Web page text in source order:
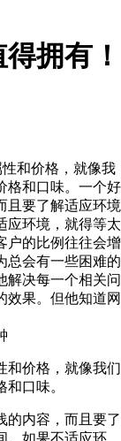
拥有！
和价格，就像我
格和口味。一个好
且要了解适应环境
应环境，就得等太
户的比例往往会增
总会有一些困难的
解决每一个相关问
效果。但他知道网
价格，就像我们
口味。
内容，而且要了
。如果不适应环